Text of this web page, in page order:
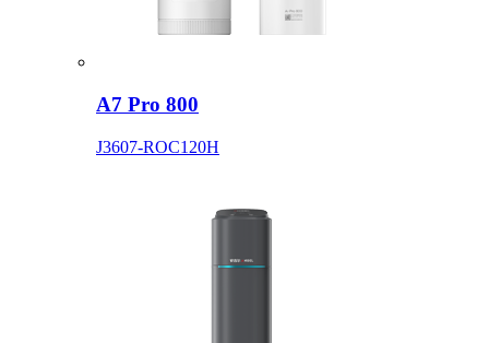
A7 Pro 800
J3607-ROC120H